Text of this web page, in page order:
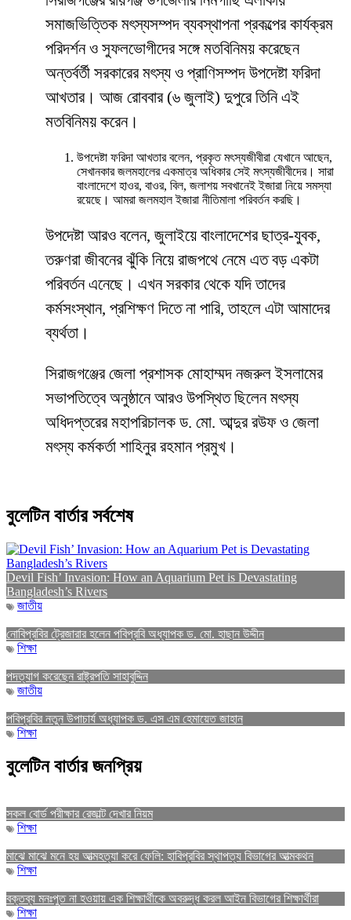
সমাজভিত্তিক মৎস্যসম্পদ ব্যবস্থাপনা প্রকল্পের কার্যক্রম
পরিদর্শন ও সুফলভোগীদের সঙ্গে মতবিনিময় করেছেন
অন্তর্বর্তী সরকারের মৎস্য ও প্রাণিসম্পদ উপদেষ্টা ফরিদা
আখতার। আজ রোববার (৬ জুলাই) দুপুরে তিনি এই
মতবিনিময় করেন।
উপদেষ্টা ফরিদা আখতার বলেন, প্রকৃত মৎস্যজীবীরা যেখানে আছেন,
সেখানকার জলমহালের একমাত্র অধিকার সেই মৎস্যজীবীদের। সারা
বাংলাদেশে হাওর, বাওর, বিল, জলাশয় সবখানেই ইজারা নিয়ে সমস্যা
রয়েছে। আমরা জলমহাল ইজারা নীতিমালা পরিবর্তন করছি।
উপদেষ্টা আরও বলেন, জুলাইয়ে বাংলাদেশের ছাত্র-যুবক,
তরুণরা জীবনের ঝুঁকি নিয়ে রাজপথে নেমে এত বড় একটা
পরিবর্তন এনেছে। এখন সরকার থেকে যদি তাদের
কর্মসংস্থান, প্রশিক্ষণ দিতে না পারি, তাহলে এটা আমাদের
ব্যর্থতা।
সিরাজগঞ্জের জেলা প্রশাসক মোহাম্মদ নজরুল ইসলামের
সভাপতিত্বে অনুষ্ঠানে আরও উপস্থিত ছিলেন মৎস্য
অধিদপ্তরের মহাপরিচালক ড. মো. আব্দুর রউফ ও জেলা
মৎস্য কর্মকর্তা শাহিনুর রহমান প্রমুখ।
বুলেটিন বার্তার সর্বশেষ
Devil Fish’ Invasion: How an Aquarium Pet is Devastating
Bangladesh’s Rivers
জাতীয়
নোবিপ্রবির ট্রেজারার হলেন পবিপ্রবি অধ্যাপক ড. মো. হাছান উদ্দীন
শিক্ষা
পদত্যাগ করেছেন রাষ্ট্রপতি সাহাবুদ্দিন
জাতীয়
পবিপ্রবির নতুন উপাচার্য অধ্যাপক ড. এস এম হেমায়েত জাহান
শিক্ষা
বুলেটিন বার্তার জনপ্রিয়
সকল বোর্ড পরীক্ষার রেজাল্ট দেখার নিয়ম
শিক্ষা
মাঝে মাঝে মনে হয় আত্মহত্যা করে ফেলি: হাবিপ্রবির স্থাপত্য বিভাগের আত্মকথন
শিক্ষা
বক্তব্য মনঃপুত না হওয়ায় এক শিক্ষার্থীকে অবরুদ্ধ করল আইন বিভাগের শিক্ষার্থীরা
শিক্ষা